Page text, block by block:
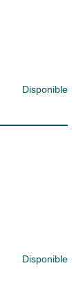
Disponible
Disponible